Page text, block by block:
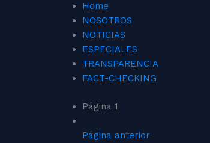
Home
NOSOTROS
NOTICIAS
ESPECIALES
TRANSPARENCIA
FACT-CHECKING
Página 1
Página anterior